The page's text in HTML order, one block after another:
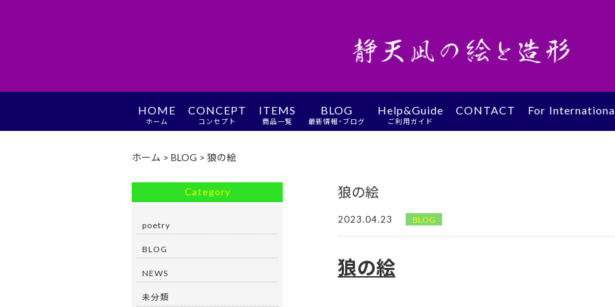
HOME
ホーム
CONCEPT
コンセプト
ITEMS
商品一覧
BLOG
最新情報・ブログ
Help&Guide
ご利用ガイド
CONTACT For
ホーム > BLOG > 狼の絵
狼の絵
2023.04.23 BLOG
狼の絵
Category
poetry
BLOG
NEWS
未分類